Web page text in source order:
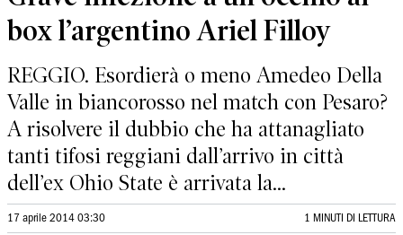
box l’argentino Ariel Filloy
REGGIO. Esordierà o meno Amedeo Della
Valle in biancorosso nel match con Pesaro?
A risolvere il dubbio che ha attanagliato
tanti tifosi reggiani dall’arrivo in città
dell’ex Ohio State è arrivata la...
17 aprile 2014 03:30 1 MINUTI DI LETTURA